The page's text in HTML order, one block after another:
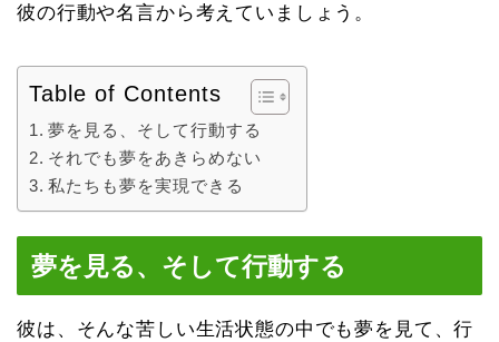
彼の行動や名言から考えていましょう。
Table of Contents
夢を見る、そして行動する
それでも夢をあきらめない
私たちも夢を実現できる
夢を見る、そして行動する
彼は、そんな苦しい生活状態の中でも夢を見て、行